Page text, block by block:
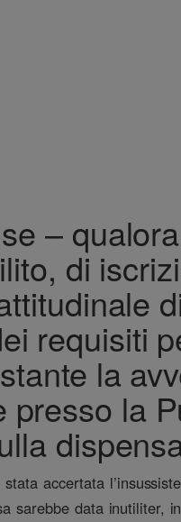
–
di
requisiti
la
la
accertata
sarebbe data